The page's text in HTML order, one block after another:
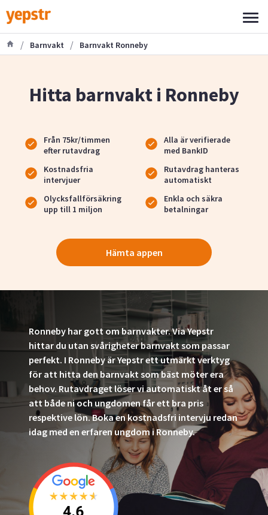
/ Barnvakt / Barnvakt Ronneby
Hitta barnvakt i Ronneby
Från 75kr/timmen
efter rutavdrag
Alla är verifierade
med BankID
Kostnadsfria
intervjuer
Rutavdrag hanteras
automatiskt
Olycksfallförsäkring
upp till 1 miljon
Enkla och säkra
betalningar
Hämta appen
Ronneby har gott om barnvakter. Via Yepstr
hittar du utan svårigheter barnvakt som passar
perfekt. I Ronneby är Yepstr ett utmärkt verktyg
för att hitta den barnvakt som bäst möter era
behov. Rutavdraget löser vi automatiskt åt er så
att både ni och ungdomen får ett bra pris
respektive lön. Boka en kostnadsfri intervju redan
idag med en erfaren ungdom i Ronneby.